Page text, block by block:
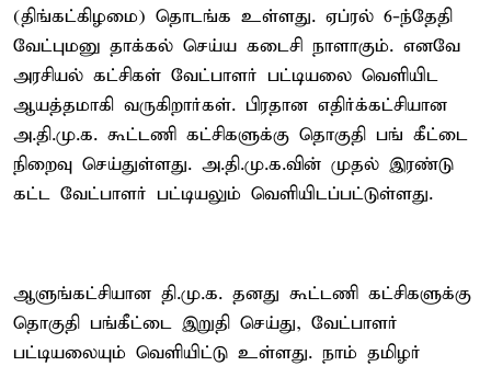
(திங்கட்கிழமை) தொடங்க உள்ளது. ஏப்ரல் 6-ந்தேதி
வேட்புமனு தாக்கல் செய்ய கடைசி நாளாகும். எனவே
அரசியல் கட்சிகள் வேட்பாளர் பட்டியலை வெளியிட
ஆயத்தமாகி வருகிறார்கள். பிரதான எதிர்க்கட்சியான
அ.தி.மு.க. கூட்டணி கட்சிகளுக்கு தொகுதி பங் கீட்டை
நிறைவு செய்துள்ளது. அ.தி.மு.க.வின் முதல் இரண்டு
கட்ட வேட்பாளர் பட்டியலும் வெளியிடப்பட்டுள்ளது.
ஆளுங்கட்சியான தி.மு.க. தனது கூட்டணி கட்சிகளுக்கு
தொகுதி பங்கீட்டை இறுதி செய்து, வேட்பாளர்
பட்டியலையும் வெளியிட்டு உள்ளது. நாம் தமிழர்